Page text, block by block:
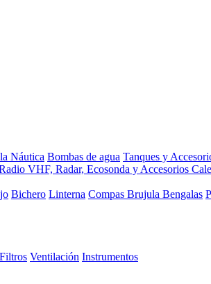
Náutica Bombas de agua Tanques y
VHF, Radar, Ecosonda y Accesorios
Bichero Linterna Compas Brujula Bengalas
Filtros Ventilación Instrumentos